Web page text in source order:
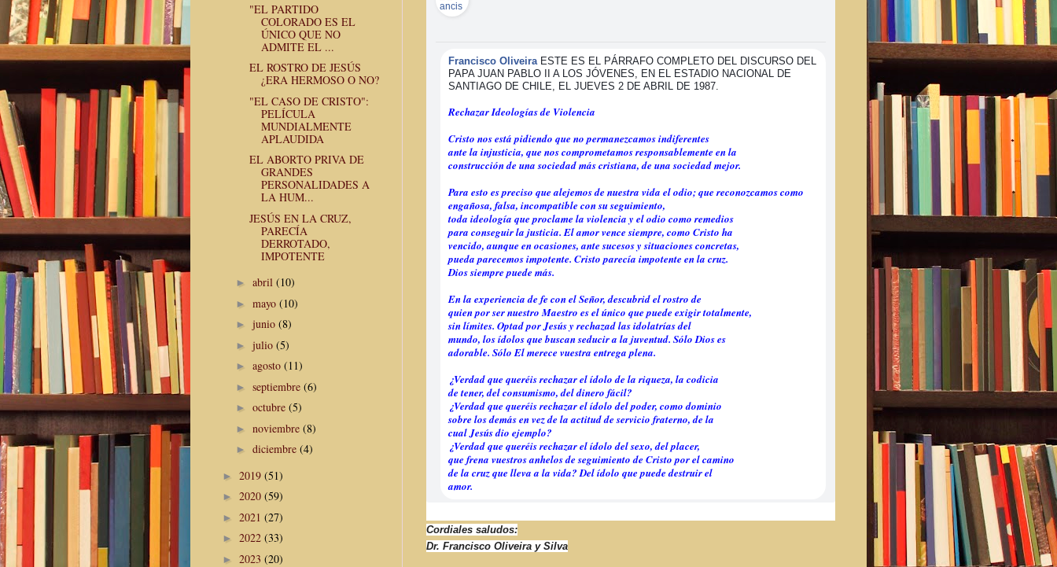
Francisco Oliveira ESTE ES EL PÁRRAFO COMPLETO DEL DISCURSO DEL
PAPA JUAN PABLO II A LOS JÓVENES, EN EL ESTADIO NACIONAL DE
SANTIAGO DE CHILE, EL JUEVES 2 DE ABRIL DE 1987.
Rechazar Ideologías de Violencia
Cristo nos está pidiendo que no permanezcamos indiferentes
ante la injusticia, que nos comprometamos responsablemente en la
construcción de una sociedad más cristiana, de una sociedad mejor.
Para esto es preciso que alejemos de nuestra vida el odio; que reconozcamos como
engañosa, falsa, incompatible con su seguimiento,
toda ideología que proclame la violencia y el odio como remedios
para conseguir la justicia. El amor vence siempre, como Cristo ha
vencido, aunque en ocasiones, ante sucesos y situaciones concretas,
pueda parecemos impotente. Cristo parecía impotente en la cruz.
Dios siempre puede más.
En la experiencia de fe con el Señor, descubrid el rostro de
quien por ser nuestro Maestro es el único que puede exigir totalmente,
sin límites. Optad por Jesús y rechazad las idolatrías del
mundo, los ídolos que buscan seducir a la juventud. Sólo Dios es
adorable. Sólo El merece vuestra entrega plena.
¿Verdad que queréis rechazar el ídolo de la riqueza, la codicia
de tener, del consumismo, del dinero fácil?
¿Verdad que queréis rechazar el ídolo del poder, como dominio
sobre los demás en vez de la actitud de servicio fraterno, de la
cual Jesús dio ejemplo?
¿Verdad que queréis rechazar el ídolo del sexo, del placer,
que frena vuestros anhelos de seguimiento de Cristo por el camino
de la cruz que lleva a la vida? Del ídolo que puede destruir el
amor.
Cordiales saludos:
Dr. Francisco Oliveira y Silva
"EL PARTIDO
COLORADO ES EL
ÚNICO QUE NO
ADMITE EL ...
EL ROSTRO DE JESÚS
¿ERA HERMOSO O NO?
"EL CASO DE CRISTO":
PELÍCULA
MUNDIALMENTE
APLAUDIDA
EL ABORTO PRIVA DE
GRANDES
PERSONALIDADES A
LA HUM...
JESÚS EN LA CRUZ,
PARECÍA
DERROTADO,
IMPOTENTE
► abril (10)
► mayo (10)
► junio (8)
► julio (5)
► agosto (11)
► septiembre (6)
► octubre (5)
► noviembre (8)
► diciembre (4)
► 2019 (51)
► 2020 (59)
► 2021 (27)
► 2022 (33)
► 2023 (20)